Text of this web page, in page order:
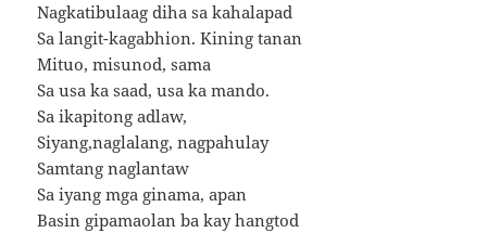
Nagkatibulaag diha sa kahalapad
Sa langit-kagabhion. Kining tanan
Mituo, misunod, sama
Sa usa ka saad, usa ka mando.
Sa ikapitong adlaw,
Siyang,naglalang, nagpahulay
Samtang naglantaw
Sa iyang mga ginama, apan
Basin gipamaolan ba kay hangtod